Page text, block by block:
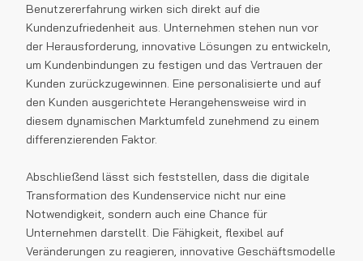
Benutzererfahrung wirken sich direkt auf die
Kundenzufriedenheit aus. Unternehmen stehen nun vor
der Herausforderung, innovative Lösungen zu entwickeln,
um Kundenbindungen zu festigen und das Vertrauen der
Kunden zurückzugewinnen. Eine personalisierte und auf
den Kunden ausgerichtete Herangehensweise wird in
diesem dynamischen Marktumfeld zunehmend zu einem
differenzierenden Faktor.
Abschließend lässt sich feststellen, dass die digitale
Transformation des Kundenservice nicht nur eine
Notwendigkeit, sondern auch eine Chance für
Unternehmen darstellt. Die Fähigkeit, flexibel auf
Veränderungen zu reagieren, innovative Geschäftsmodelle